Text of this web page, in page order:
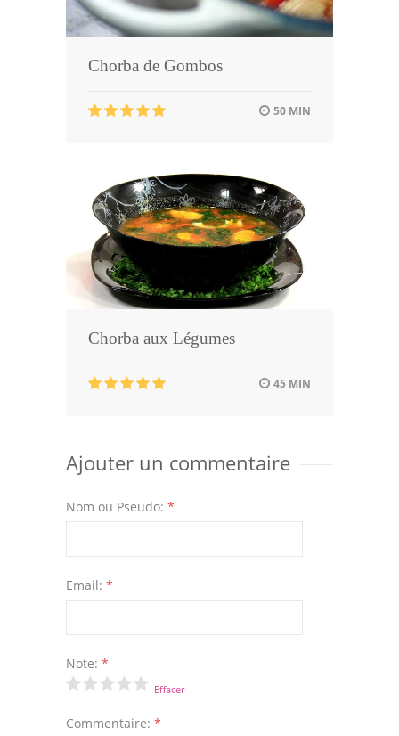
Chorba de Gombos
50 MIN
Chorba aux Légumes
45 MIN
Ajouter un commentaire
Nom ou Pseudo: *
Email: *
Note: *
Effacer
Commentaire: *